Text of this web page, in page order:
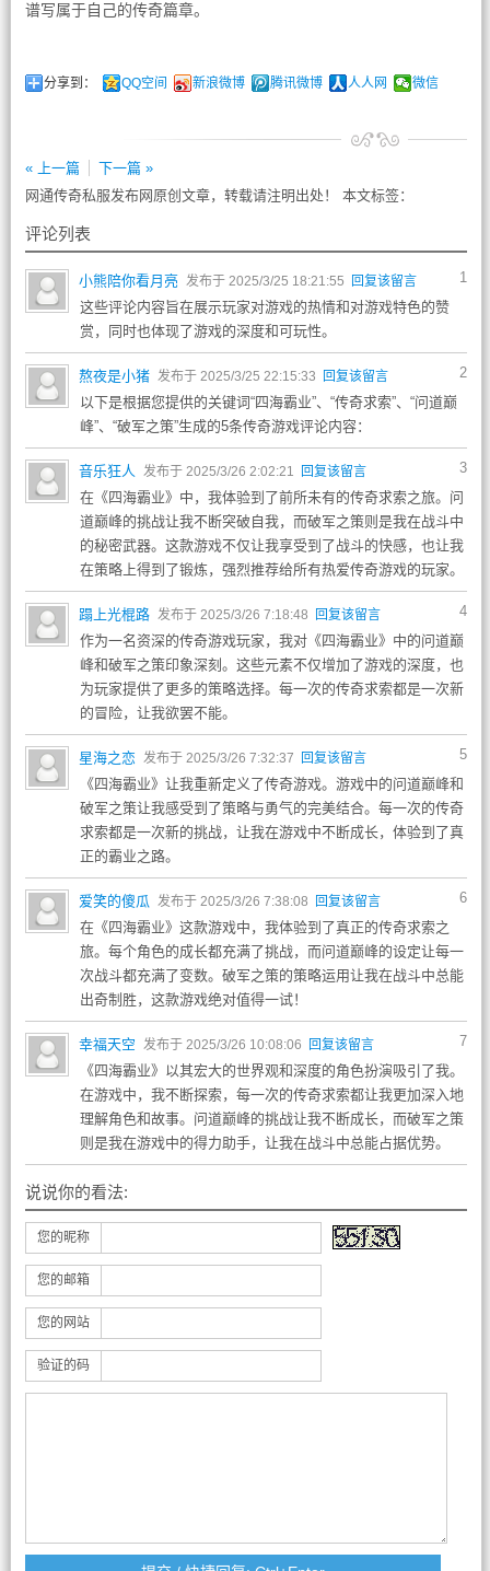
谱写属于自己的传奇篇章。
分享到： QQ空间 新浪微博 腾讯微博 人人网 微信
« 上一篇
下一篇 »
网通传奇私服发布网原创文章，转载请注明出处！ 本文标签：
评论列表
1
小熊陪你看月亮 发布于 2025/3/25 18:21:55 回复该留言
这些评论内容旨在展示玩家对游戏的热情和对游戏特色的赞
赏，同时也体现了游戏的深度和可玩性。
2
熬夜是小猪 发布于 2025/3/25 22:15:33 回复该留言
以下是根据您提供的关键词“四海霸业”、“传奇求索”、“问道巅
峰”、“破军之策”生成的5条传奇游戏评论内容：
3
音乐狂人 发布于 2025/3/26 2:02:21 回复该留言
在《四海霸业》中，我体验到了前所未有的传奇求索之旅。问
道巅峰的挑战让我不断突破自我，而破军之策则是我在战斗中
的秘密武器。这款游戏不仅让我享受到了战斗的快感，也让我
在策略上得到了锻炼，强烈推荐给所有热爱传奇游戏的玩家。
4
蹋上光棍路 发布于 2025/3/26 7:18:48 回复该留言
作为一名资深的传奇游戏玩家，我对《四海霸业》中的问道巅
峰和破军之策印象深刻。这些元素不仅增加了游戏的深度，也
为玩家提供了更多的策略选择。每一次的传奇求索都是一次新
的冒险，让我欲罢不能。
5
星海之恋 发布于 2025/3/26 7:32:37 回复该留言
《四海霸业》让我重新定义了传奇游戏。游戏中的问道巅峰和
破军之策让我感受到了策略与勇气的完美结合。每一次的传奇
求索都是一次新的挑战，让我在游戏中不断成长，体验到了真
正的霸业之路。
6
爱笑的傻瓜 发布于 2025/3/26 7:38:08 回复该留言
在《四海霸业》这款游戏中，我体验到了真正的传奇求索之
旅。每个角色的成长都充满了挑战，而问道巅峰的设定让每一
次战斗都充满了变数。破军之策的策略运用让我在战斗中总能
出奇制胜，这款游戏绝对值得一试！
7
幸福天空 发布于 2025/3/26 10:08:06 回复该留言
《四海霸业》以其宏大的世界观和深度的角色扮演吸引了我。
在游戏中，我不断探索，每一次的传奇求索都让我更加深入地
理解角色和故事。问道巅峰的挑战让我不断成长，而破军之策
则是我在游戏中的得力助手，让我在战斗中总能占据优势。
说说你的看法:
您的昵称
您的邮箱
您的网站
验证的码